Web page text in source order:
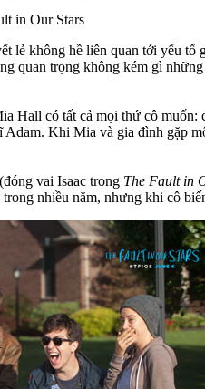
in Our Stars
lẻ không hề liên quan tới yếu
trọng không kém gì
Hall có tất cả mọi thứ cô
Khi Mia và gia đình gặp
vai Isaac trong The Fault in
nhiều năm, nhưng khi cô